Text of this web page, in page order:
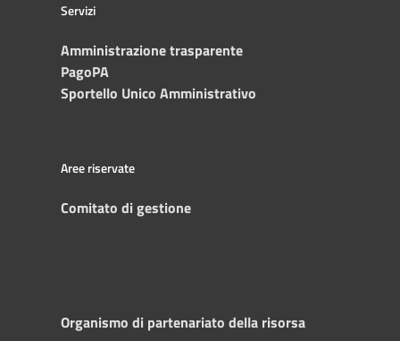
Servizi
Amministrazione trasparente
PagoPA
Sportello Unico Amministrativo
Aree riservate
Comitato di gestione
Organismo di partenariato della risorsa